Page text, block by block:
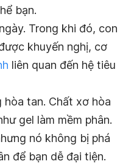
bạn.
Trong khi đó, con
khuyến nghị, cơ
liên quan đến hệ tiêu
hòa tan. Chất xơ hòa
gel làm mềm phân.
nó không bị phá
để bạn dễ đại tiện.